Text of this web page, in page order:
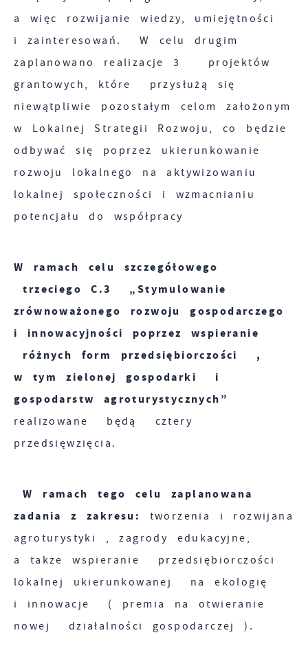
a więc rozwijanie wiedzy, umiejętności
i zainteresowań. W celu drugim
zaplanowano realizacje 3 projektów
grantowych, które przysłużą się
niewątpliwie pozostałym celom założonym
w Lokalnej Strategii Rozwoju, co będzie
odbywać się poprzez ukierunkowanie
rozwoju lokalnego na aktywizowaniu
lokalnej społeczności i wzmacnianiu
potencjału do współpracy
W ramach celu szczegółowego
trzeciego C.3 „Stymulowanie
zrównoważonego rozwoju gospodarczego
i innowacyjności poprzez wspieranie
różnych form przedsiębiorczości ,
w tym zielonej gospodarki i
gospodarstw agroturystycznych”
realizowane będą cztery
przedsięwzięcia.
W ramach tego celu zaplanowana
zadania z zakresu:
tworzenia i rozwijana
agroturystyki , zagrody edukacyjne,
a także wspieranie przedsiębiorczości
lokalnej ukierunkowanej na ekologię
i innowacje ( premia na otwieranie
nowej działalności gospodarczej ).